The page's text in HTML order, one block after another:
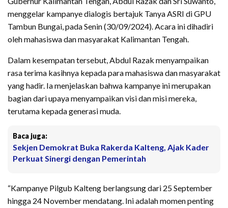
menggelar kampanye dialogis bertajuk Tanya ASRI di GPU
Tambun Bungai, pada Senin (30/09/2024). Acara ini dihadiri
oleh mahasiswa dan masyarakat Kalimantan Tengah.
Dalam kesempatan tersebut, Abdul Razak menyampaikan
rasa terima kasihnya kepada para mahasiswa dan masyarakat
yang hadir. Ia menjelaskan bahwa kampanye ini merupakan
bagian dari upaya menyampaikan visi dan misi mereka,
terutama kepada generasi muda.
Baca juga:
Sekjen Demokrat Buka Rakerda Kalteng, Ajak Kader
Perkuat Sinergi dengan Pemerintah
“Kampanye Pilgub Kalteng berlangsung dari 25 September
hingga 24 November mendatang. Ini adalah momen penting